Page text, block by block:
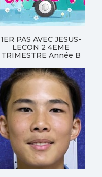
1ER PAS AVEC JESUS-
LECON 2 4EME
TRIMESTRE Année B